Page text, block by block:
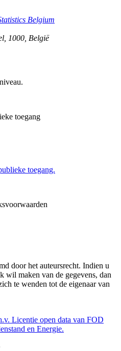
Belgium
1000 België
toegang
toegang.
door het auteursrecht. Indien u
wil maken van de gegevens, dan
te wenden tot de eigenaar van
Licentie open data van FOD
en Energie.